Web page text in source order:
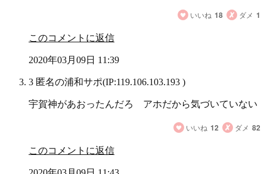
いいね 18 ダメ 1
このコメントに返信
2020年03月09日 11:39
3 匿名の浦和サポ(IP:119.106.103.193 )
宇賀神があおったんだろ アホだから気づいていない
いいね 12 ダメ 82
このコメントに返信